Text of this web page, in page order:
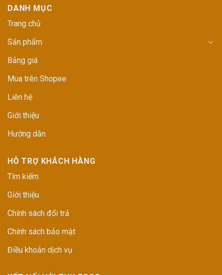
DANH MỤC
Trang chủ
Sản phẩm
Bảng giá
Mua trên Shopee
Liên hệ
Giới thiệu
Hướng dẫn
HỖ TRỢ KHÁCH HÀNG
Tìm kiếm
Giới thiệu
Chính sách đổi trả
Chính sách bảo mật
Điều khoản dịch vụ